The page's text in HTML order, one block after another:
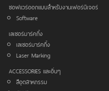
ซอฟแวร์ออกแบบสำหรับงานเฟอร์นิเจอร์
Software
เลเซอร์มาร์คกิ้ง
เลเซอร์มาร์คกิ้ง
Laser Marking
ACCESSORIES และอื่นๆ
สีอุตสาหกรรม